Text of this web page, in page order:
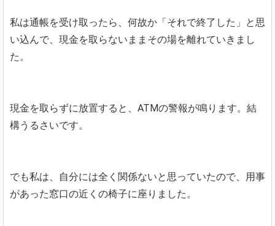
私は通帳を受け取ったら、何故か「それで終了した」と思
い込んで、現金を取らないままその場を離れていきまし
た。
現金を取らずに放置すると、ATMの警報が鳴ります。結
構うるさいです。
でも私は、自分には全く関係ないと思っていたので、用事
があった窓口の近くの椅子に座りました。